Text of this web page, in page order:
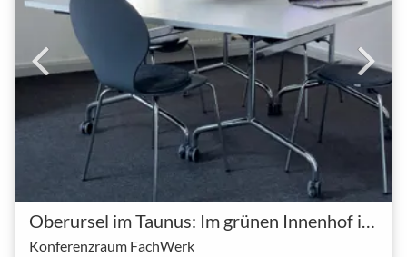
Konferenzraum FachWerk